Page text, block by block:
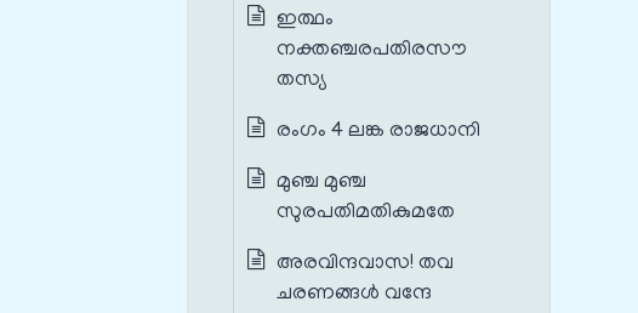
ഇത്ഥം
നക്തഞ്ചരപതിരസൗ
തസ്യ
രംഗം 4 ലങ്ക രാജധാനി
മുഞ്ച മുഞ്ച
സുരപതിമതികുമതേ
അരവിന്ദവാസ! തവ
ചരണങ്ങൾ വന്ദേ